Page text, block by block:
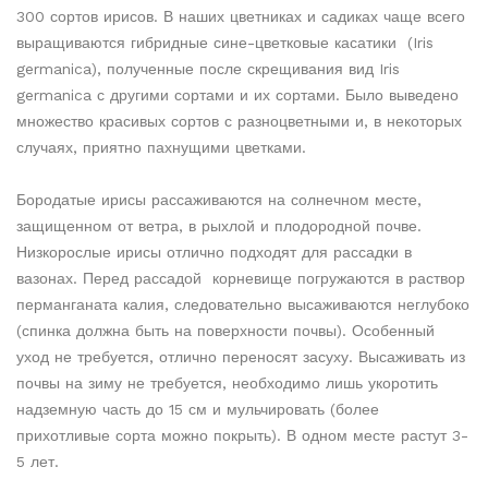
300 сортов ирисов. В наших цветниках и садиках чаще всего
выращиваются гибридные сине-цветковые касатики (Iris
germanica), полученные после скрещивания вид Iris
germanica с другими сортами и их сортами. Было выведено
множество красивых сортов с разноцветными и, в некоторых
случаях, приятно пахнущими цветками.
Бородатые ирисы рассаживаются на солнечном месте,
защищенном от ветра, в рыхлой и плодородной почве.
Низкорослые ирисы отлично подходят для рассадки в
вазонах. Перед рассадой корневище погружаются в раствор
перманганата калия, следовательно высаживаются неглубоко
(спинка должна быть на поверхности почвы). Особенный
уход не требуется, отлично переносят засуху. Высаживать из
почвы на зиму не требуется, необходимо лишь укоротить
надземную часть до 15 см и мульчировать (более
прихотливые сорта можно покрыть). В одном месте растут 3-
5 лет.